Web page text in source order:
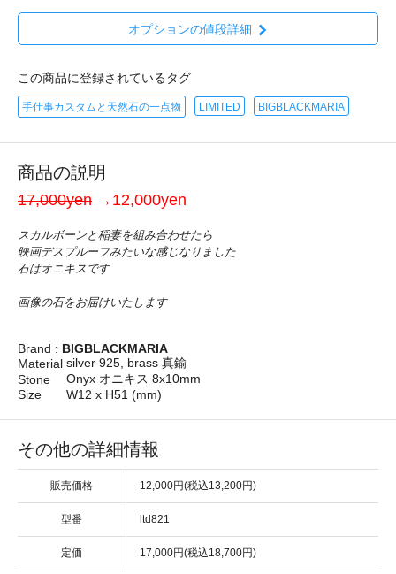
オプションの値段詳細
この商品に登録されているタグ
手仕事カスタムと天然石の一点物 LIMITED BIGBLACKMARIA
商品の説明
17,000yen →12,000yen
スカルボーンと稲妻を組み合わせたら
映画デスプルーフみたいな感じなりました
石はオニキスです
画像の石をお届けいたします
Brand : BIGBLACKMARIA
Material silver 925, brass 真鍮
Stone
Onyx オニキス 8x10mm
Size
W12 x H51 (mm)
その他の詳細情報
販売価格 12,000円(税込13,200円)
型番 ltd821
定価 17,000円(税込18,700円)